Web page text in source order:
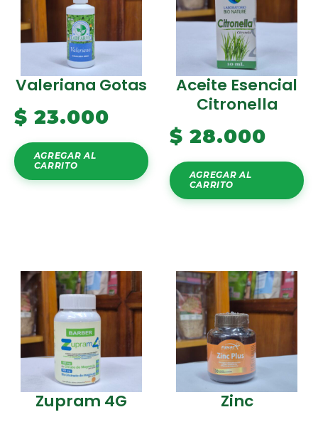
Valeriana Gotas
$ 23.000
AGREGAR AL
CARRITO
Aceite Esencial
Citronella
$ 28.000
AGREGAR AL
CARRITO
Zupram 4G Zinc